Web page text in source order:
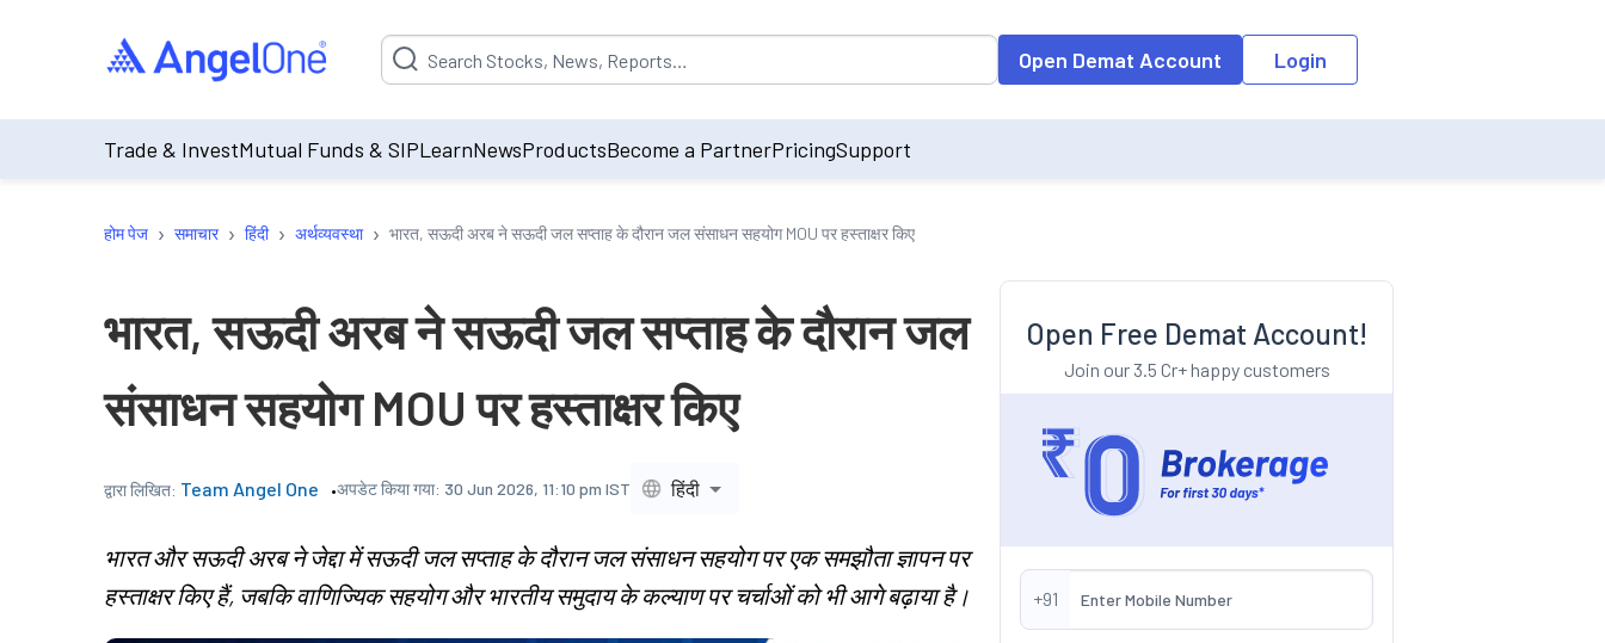
Suggestion will be populated by default on accessing the input field. On entering data into the input field, the suggestion list will be updated as per the
Open Demat Account Login
Trade & InvestMutual Funds & SIPLearnNewsProductsBecome a PartnerPricingSupport
होम पेज › समाचार › हिंदी › अर्थव्यवस्था › भारत, सऊदी अरब ने सऊदी जल सप्ताह के दौरान जल संसाधन सहयोग MOU पर हस्ताक्षर किए
भारत, सऊदी अरब ने सऊदी जल सप्ताह के दौरान जल
संसाधन सहयोग MOU पर हस्ताक्षर किए
द्वारा लिखित: Team Angel One अपडेट किया गया: 30 Jun 2026, 11:10 pm IST हिंदी
भारत और सऊदी अरब ने जेद्दा में सऊदी जल सप्ताह के दौरान जल संसाधन सहयोग पर एक समझौता ज्ञापन पर
हस्ताक्षर किए हैं, जबकि वाणिज्यिक सहयोग और भारतीय समुदाय के कल्याण पर चर्चाओं को भी आगे बढ़ाया है।
Open Free Demat Account!
Join our 3.5 Cr+ happy customers
+91